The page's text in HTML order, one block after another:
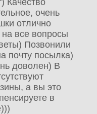
очень
отлично
на все вопросы
Позвонили
почту посылка)
доволен) В
а вы это
в